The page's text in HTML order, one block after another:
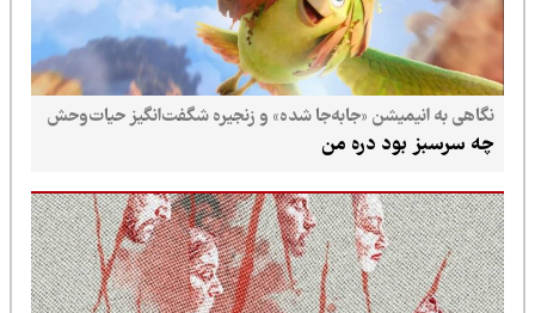
نگاهی به انیمیشن «جابه‌جا شده» و زنجیره شگفت‌انگیز حیات‌وحش
چه سرسبز بود دره من